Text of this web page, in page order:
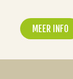
MEER INFO